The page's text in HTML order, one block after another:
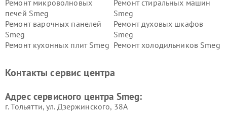
Ремонт микроволновых
печей Smeg
Ремонт стиральных машин
Smeg
Ремонт варочных панелей
Smeg
Ремонт духовых шкафов
Smeg
Ремонт кухонных плит Smeg Ремонт холодильников Smeg
Контакты сервис центра
Адрес сервисного центра Smeg:
г. Тольятти, ул. Дзержинского, 38А